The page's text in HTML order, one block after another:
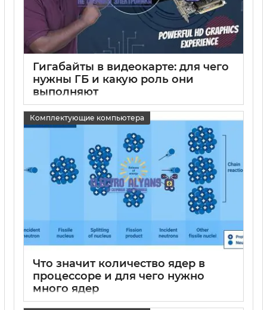
Гигабайты в видеокарте: для чего
нужны ГБ и какую роль они
выполняют
Комплектующие компьютера
Что значит количество ядер в
процессоре и для чего нужно
много ядер